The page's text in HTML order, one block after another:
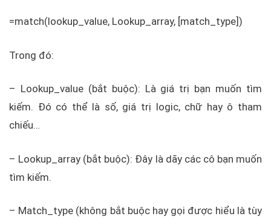
=match(lookup_value, Lookup_array, [match_type])
Trong đó:
– Lookup_value (bắt buộc): Là giá trị bạn muốn tìm
kiếm. Đó có thể là số, giá trị logic, chữ hay ô tham
chiếu…
– Lookup_array (bắt buộc): Đây là dãy các cô bạn muốn
tìm kiếm.
– Match_type (không bắt buộc hay gọi được hiểu là tùy